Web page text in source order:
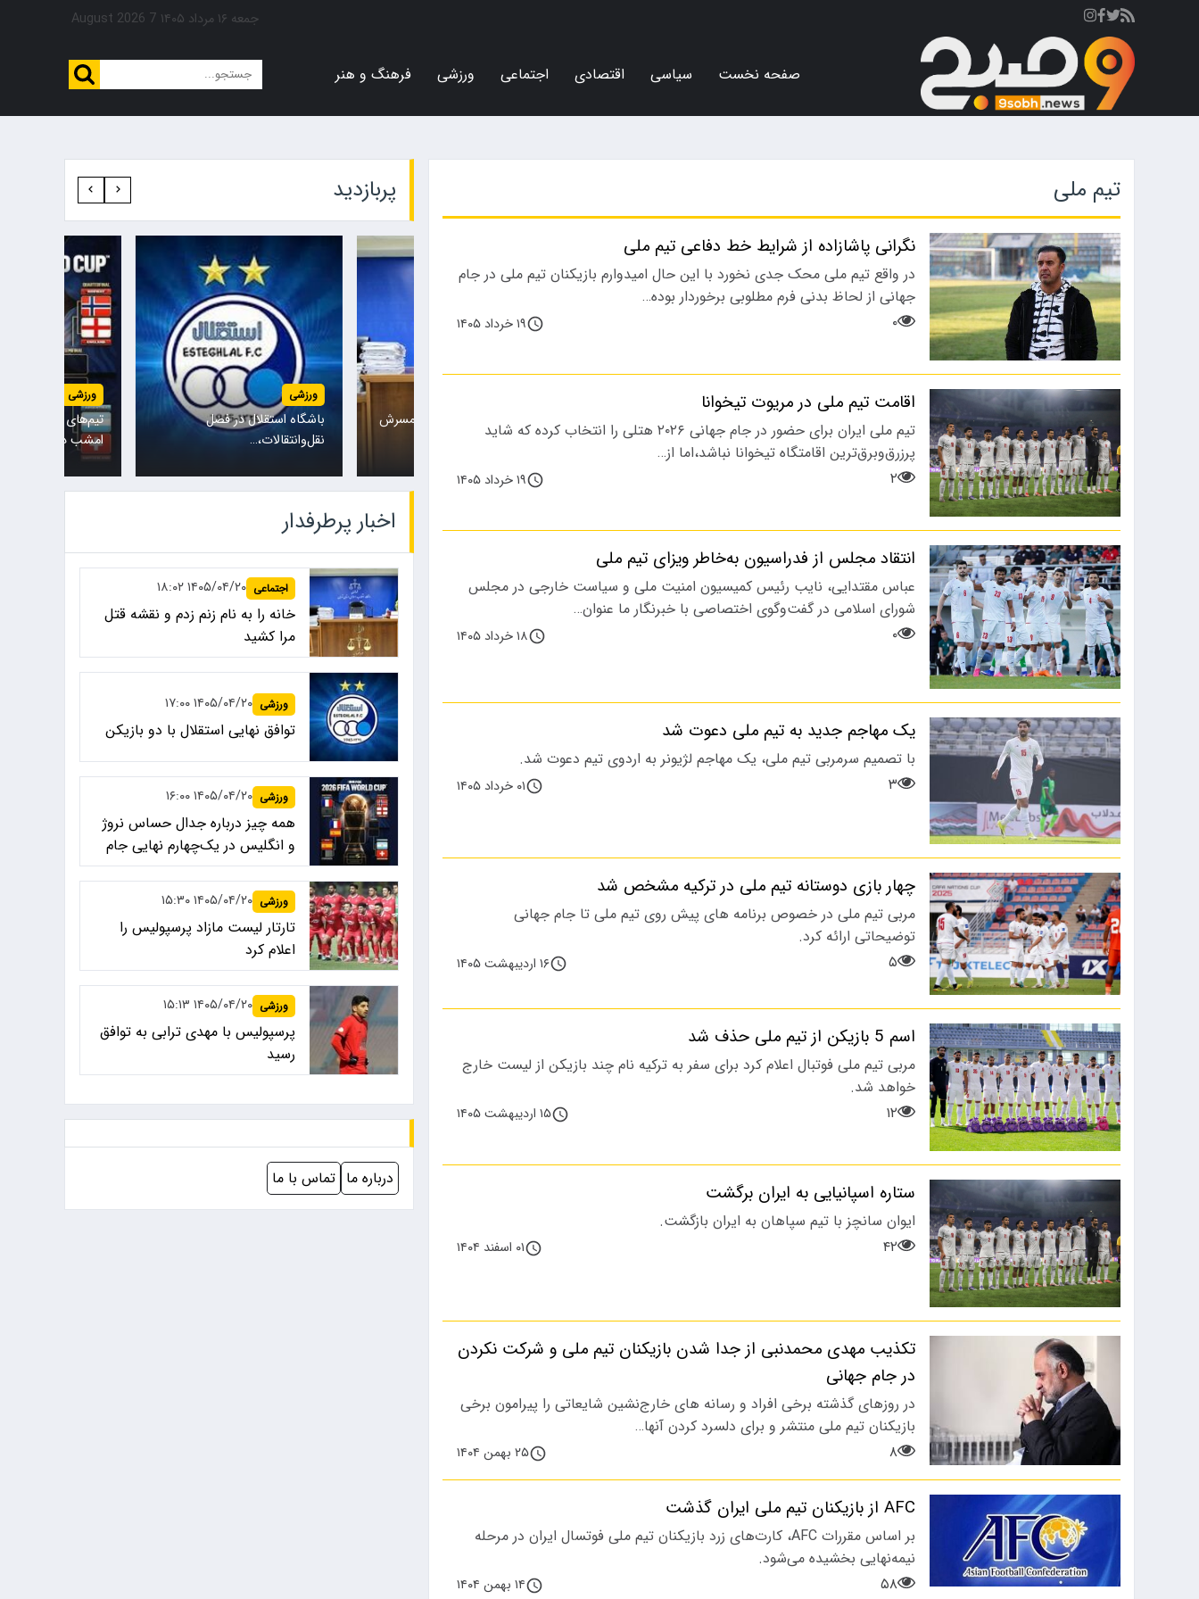
جمعه ۱۶ مرداد ۱۴۰۵ 7 August 2026
صفحه نخست سیاسی اقتصادی اجتماعی ورزشی فرهنگ و هنر
تیم ملی
نگرانی پاشازاده از شرایط خط دفاعی تیم ملی
در واقع تیم ملی محک جدی نخورد با این حال امیدوارم بازیکنان تیم ملی در جام
جهانی از لحاظ بدنی فرم مطلوبی برخوردار بوده…
۰
۱۹ خرداد ۱۴۰۵
اقامت تیم ملی در مریوت تیخوانا
تیم ملی ایران برای حضور در جام جهانی ۲۰۲۶ هتلی را انتخاب کرده که شاید
پرزرق‌وبرق‌ترین اقامتگاه تیخوانا نباشد،اما از…
۲
۱۹ خرداد ۱۴۰۵
انتقاد مجلس از فدراسیون به‌خاطر ویزای تیم ملی
عباس مقتدایی، نایب رئیس کمیسیون امنیت ملی و سیاست خارجی در مجلس
شورای اسلامی در گفت‌وگوی اختصاصی با خبرنگار ما عنوان…
۰
۱۸ خرداد ۱۴۰۵
یک مهاجم جدید به تیم ملی دعوت شد
با تصمیم سرمربی تیم ملی، یک مهاجم لژیونر به اردوی تیم دعوت شد.
۳
۰۱ خرداد ۱۴۰۵
چهار بازی دوستانه تیم ملی در ترکیه مشخص شد
مربی تیم ملی در خصوص برنامه های پیش روی تیم ملی تا جام جهانی
توضیحاتی ارائه کرد.
۵
۱۶ اردیبهشت ۱۴۰۵
اسم 5 بازیکن از تیم ملی حذف شد
مربی تیم ملی فوتبال اعلام کرد برای سفر به ترکیه نام چند بازیکن از لیست خارج
خواهد شد.
۱۲
۱۵ اردیبهشت ۱۴۰۵
ستاره اسپانیایی به ایران برگشت
ایوان سانچز با تیم سپاهان به ایران بازگشت.
۴۲
۰۱ اسفند ۱۴۰۴
تکذیب مهدی محمدنبی از جدا شدن بازیکنان تیم ملی و شرکت نکردن
در جام جهانی
در روزهای گذشته برخی افراد و رسانه های خارج‌نشین شایعاتی را پیرامون برخی
بازیکنان تیم ملی منتشر و برای دلسرد کردن آنها…
۸
۲۵ بهمن ۱۴۰۴
AFC از بازیکنان تیم ملی ایران گذشت
بر اساس مقررات AFC، کارت‌های زرد بازیکنان تیم ملی فوتسال ایران در مرحله
نیمه‌نهایی بخشیده می‌شود.
۵۸
۱۴ بهمن ۱۴۰۴
پربازدید‍
ورزشی
پس از حضور مهدی تارتار در راس
کادرفنی…
ورزشی
به نظر می رسد باشگاه
پرسپولیس با…
زن جوان که متهم است همسرش
را با خودرو…
ورزشی
باشگاه استقلال در فصل
نقل‌وانتقالات،…
ورزشی
تیم‌های ملی نروژ و
امشب در یکی…
اخبار پرطرفدار
اجتماعی ۱۴۰۵/۰۴/۲۰ ۱۸:۰۲
خانه را به نام زنم زدم و نقشه قتل
مرا کشید
ورزشی ۱۴۰۵/۰۴/۲۰ ۱۷:۰۰
توافق نهایی استقلال با دو بازیکن
ورزشی ۱۴۰۵/۰۴/۲۰ ۱۶:۰۰
همه چیز درباره جدال حساس نروژ
و انگلیس در یک‌چهارم نهایی جام
جهانی ۲۰۲۶
ورزشی ۱۴۰۵/۰۴/۲۰ ۱۵:۳۰
تارتار لیست مازاد پرسپولیس را
اعلام کرد
ورزشی ۱۴۰۵/۰۴/۲۰ ۱۵:۱۳
پرسپولیس با مهدی ترابی به توافق
رسید
درباره ما تماس با ما